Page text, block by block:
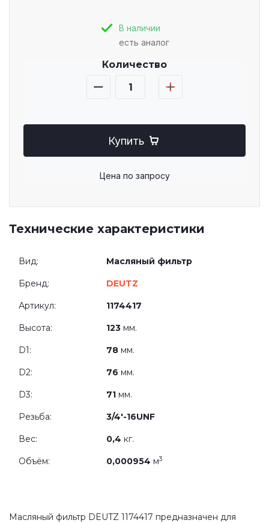
В наличии
есть аналог
Количество
Купить
Цена по запросу
Технические характеристики
Вид: Масляный фильтр
Бренд: DEUTZ
Артикул: 1174417
Высота: 123 мм.
D1: 78 мм.
D2: 76 мм.
D3: 71 мм.
Резьба: 3/4'-16UNF
Вес: 0,4 кг.
Объём: 0,000954 м3
Масляный фильтр DEUTZ 1174417 предназначен для